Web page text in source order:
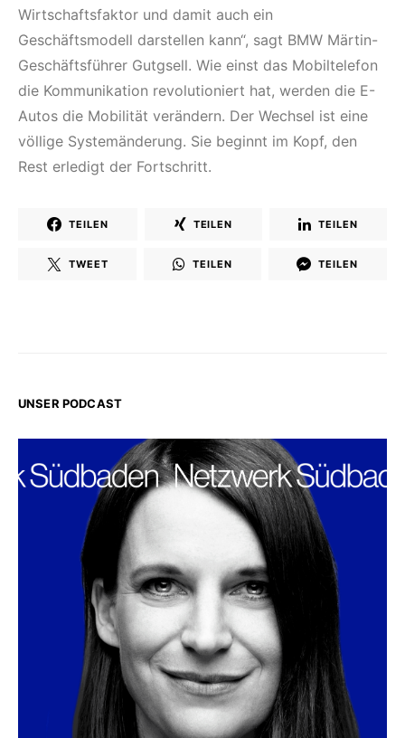
Wirtschaftsfaktor und damit auch ein
Geschäftsmodell darstellen kann“, sagt BMW Märtin-
Geschäftsführer Gutgsell. Wie einst das Mobiltelefon
die Kommunikation revolutioniert hat, werden die E-
Autos die Mobilität verändern. Der Wechsel ist eine
völlige Systemänderung. Sie beginnt im Kopf, den
Rest erledigt der Fortschritt.
TEILEN TEILEN TEILEN
TWEET TEILEN TEILEN
UNSER PODCAST